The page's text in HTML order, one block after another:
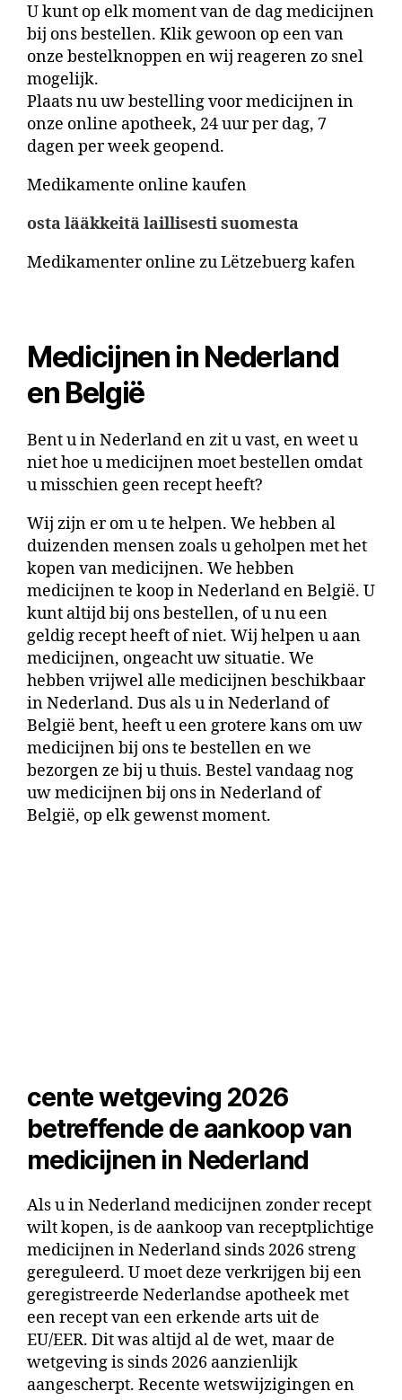
U kunt op elk moment van de dag medicijnen
bij ons bestellen. Klik gewoon op een van
onze bestelknoppen en wij reageren zo snel
mogelijk.
Plaats nu uw bestelling voor medicijnen in
onze online apotheek, 24 uur per dag, 7
dagen per week geopend.
Medikamente online kaufen
osta lääkkeitä laillisesti suomesta
Medikamenter online zu Lëtzebuerg kafen
Medicijnen in Nederland
en België
Bent u in Nederland en zit u vast, en weet u
niet hoe u medicijnen moet bestellen omdat
u misschien geen recept heeft?
Wij zijn er om u te helpen. We hebben al
duizenden mensen zoals u geholpen met het
kopen van medicijnen. We hebben
medicijnen te koop in Nederland en België. U
kunt altijd bij ons bestellen, of u nu een
geldig recept heeft of niet. Wij helpen u aan
medicijnen, ongeacht uw situatie. We
hebben vrijwel alle medicijnen beschikbaar
in Nederland. Dus als u in Nederland of
België bent, heeft u een grotere kans om uw
medicijnen bij ons te bestellen en we
bezorgen ze bij u thuis. Bestel vandaag nog
uw medicijnen bij ons in Nederland of
België, op elk gewenst moment.
cente wetgeving 2026
betreffende de aankoop van
medicijnen in Nederland
Als u in Nederland medicijnen zonder recept
wilt kopen, is de aankoop van receptplichtige
medicijnen in Nederland sinds 2026 streng
gereguleerd. U moet deze verkrijgen bij een
geregistreerde Nederlandse apotheek met
een recept van een erkende arts uit de
EU/EER. Dit was altijd al de wet, maar de
wetgeving is sinds 2026 aanzienlijk
aangescherpt. Recente wetswijzigingen en